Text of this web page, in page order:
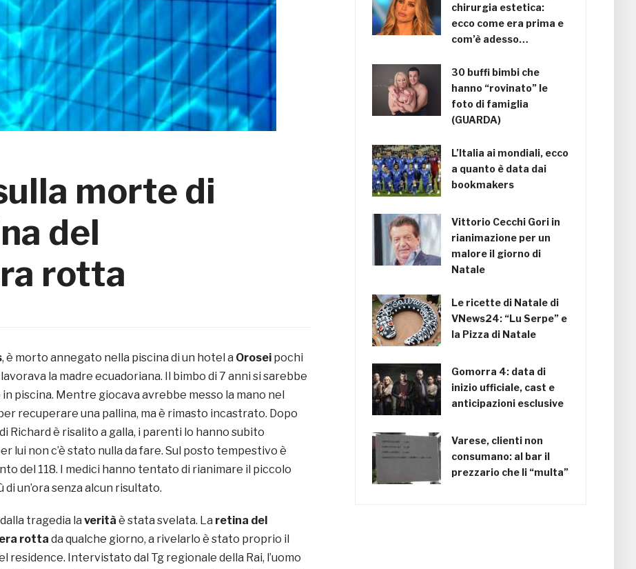
morte di
del
rotta
, è morto annegato nella piscina di un hotel a Orosei pochi
la madre ecuadoriana. Il bimbo di 7 anni si sarebbe
piscina. Mentre giocava avrebbe messo la mano nel
recuperare una pallina, ma è rimasto incastrato. Dopo
Richard è risalito a galla, i parenti lo hanno subito
lui non c’è stato nulla da fare. Sul posto tempestivo è
del 118. I medici hanno tentato di rianimare il piccolo
di un’ora senza alcun risultato.
tragedia la verità è stata svelata. La retina del
rotta da qualche giorno, a rivelarlo è stato proprio il
residence. Intervistato dal Tg regionale della Rai, l’uomo
chirurgia estetica:
ecco come era prima e
com’è adesso…
30 buffi bimbi che
hanno “rovinato” le
foto di famiglia
(GUARDA)
L’Italia ai mondiali, ecco
a quanto è data dai
bookmakers
Vittorio Cecchi Gori in
rianimazione per un
malore il giorno di
Natale
Le ricette di Natale di
VNews24: “Lu Serpe” e
la Pizza di Natale
Gomorra 4: data di
inizio ufficiale, cast e
anticipazioni esclusive
Varese, clienti non
consumano: al bar il
prezzario che li “multa”